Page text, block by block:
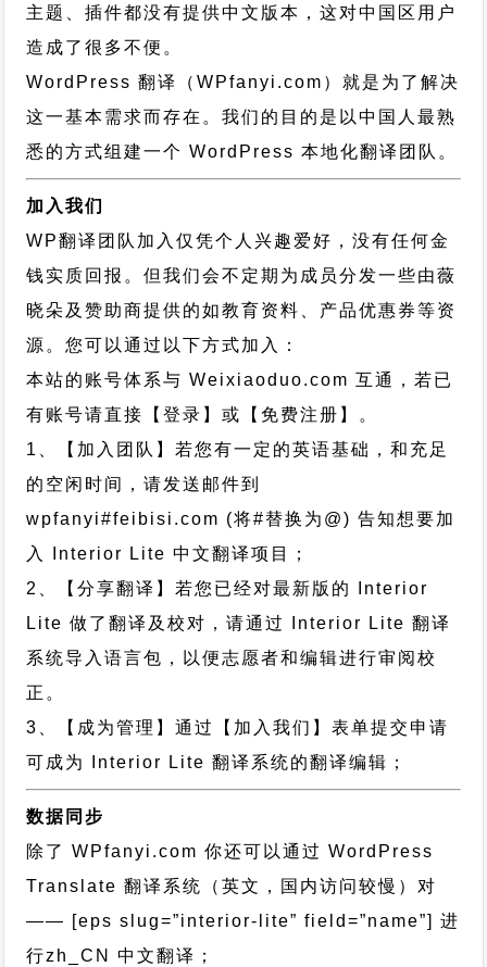
主题、插件都没有提供中文版本，这对中国区用户
造成了很多不便。
WordPress 翻译（WPfanyi.com） 就是为了解决
这一基本需求而存在。我们的目的是以中国人最熟
悉的方式组建一个 WordPress 本地化翻译团队。
加入我们
WP翻译团队加入仅凭个人兴趣爱好，没有任何金
钱实质回报。但我们会不定期为成员分发一些由薇
晓朵及赞助商提供的如教育资料、产品优惠券等资
源。您可以通过以下方式加入：
本站的账号体系与Weixiaoduo.com 互通，若已
有账号请直接【登录】或【免费注册】。
1、【加入团队】若您有一定的英语基础，和充足
的空闲时间，请发送邮件到
wpfanyi#feibisi.com (将#替换为@) 告知想要加
入 Interior Lite 中文翻译项目；
2、【分享翻译】若您已经对最新版的 Interior
Lite 做了翻译及校对，请通过 Interior Lite 翻译
系统导入语言包，以便志愿者和编辑进行审阅校
正。
3、【成为管理】通过【加入我们】表单提交申请
可成为 Interior Lite 翻译系统的翻译编辑；
数据同步
除了 WPfanyi.com 你还可以通过WordPress
Translate 翻译系统（英文，国内访问较慢）对
—— [eps slug=”interior-lite” field=”name”]进
行zh_CN
中文翻译；